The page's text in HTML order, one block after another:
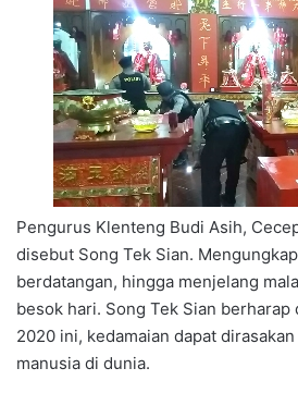
Pengurus Klenteng Budi Asih,
disebut Song Tek Sian.
berdatangan, hingga menjelang
besok hari. Song Tek Sian
2020 ini, kedamaian dapat
manusia di dunia.